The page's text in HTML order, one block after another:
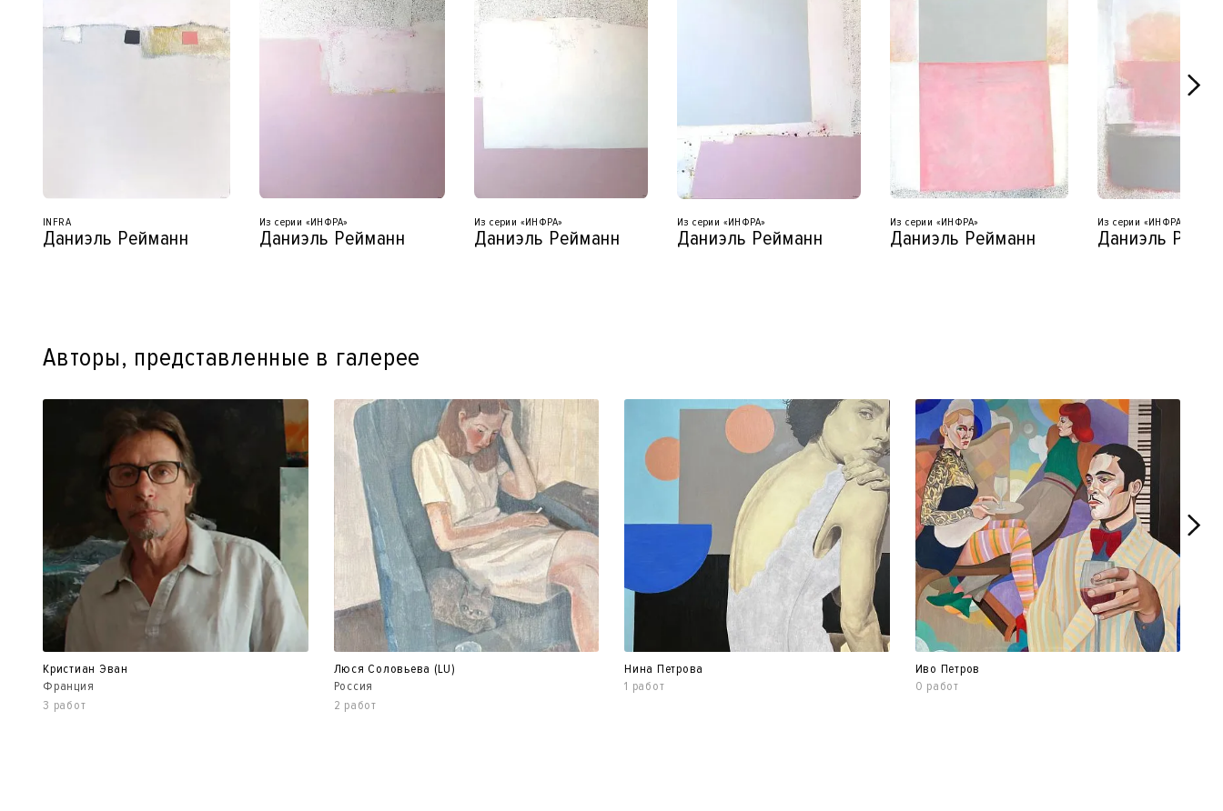
INFRA
Даниэль Рейманн
Из серии «ИНФРА»
Даниэль Рейманн
Из серии «ИНФРА»
Даниэль Рейманн
Из серии «ИНФРА»
Даниэль Рейманн
Из серии «ИНФРА»
Даниэль Рейманн
Из серии «ИНФРА»
Даниэль
Авторы, представленные в галерее
Кристиан Эван
Франция
3 работ
Люся Соловьева (LU)
Россия
2 работ
Нина Петрова
1 работ
Иво Петров
0 работ